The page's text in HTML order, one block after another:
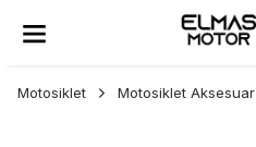
Motosiklet Motosiklet Aksesuar